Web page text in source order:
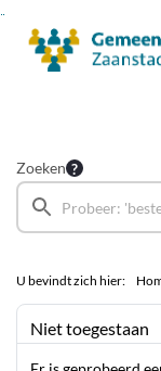
Zoeken
U bevindt zich hier:
Niet toegestaan